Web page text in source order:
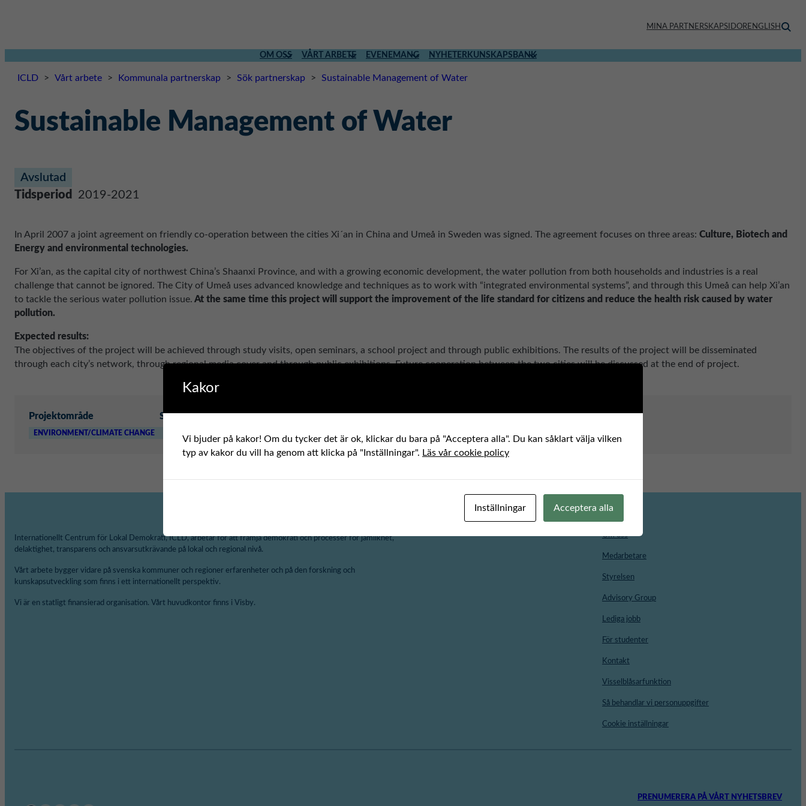
MINA PARTNERSKAPSIDORENGLISH
OM OSS VÅRT ARBETE EVENEMANG NYHETER KUNSKAPSBANK
ICLD > Vårt arbete > Kommunala partnerskap > Sök partnerskap > Sustainable Management of Water
Sustainable Management of Water
Avslutad
Tidsperiod
2019-2021
In April 2007 a joint agreement on friendly co-operation between the cities Xi´an in China and Umeå in Sweden was signed. The agreement focuses on three areas: Culture, Biotech and
Energy and environmental technologies.
For Xi’an, as the capital city of northwest China’s Shaanxi Province, and with a growing economic development, the water pollution from both households and industries is a real
challenge that cannot be ignored. The City of Umeå uses advanced knowledge and techniques as to work with “integrated environmental systems”, and through this Umeå can help Xi’an
to tackle the serious water pollution issue. At the same time this project will support the improvement of the life standard for citizens and reduce the health risk caused by water
pollution.
Expected results:
The objectives of the project will be achieved through study visits, open seminars, a school project and through public exhibitions. The results of the project will be disseminated
through each city’s network, through regional media cover and through public exhibitions. Future cooperation between the two cities will be discussed at the end of project.
Projektområde
ENVIRONMENT/CLIMATE CHANGE
Svensk partner Internationell partner
Internationellt Centrum för Lokal Demokrati, ICLD, arbetar för att främja demokrati och processer för jämlikhet,
delaktighet, transparens och ansvarsutkrävande på lokal och regional nivå.
Vårt arbete bygger vidare på svenska kommuner och regioner erfarenheter och på den forskning och
kunskapsutveckling som finns i ett internationellt perspektiv.
Vi är en statligt finansierad organisation. Vårt huvudkontor finns i Visby.
Om oss
Medarbetare
Styrelsen
Advisory Group
Lediga jobb
För studenter
Kontakt
Visselblåsarfunktion
Så behandlar vi personuppgifter
Cookie inställningar
PRENUMERERA PÅ VÅRT NYHETSBREV
Kakor
Vi bjuder på kakor! Om du tycker det är ok, klickar du bara på "Acceptera alla". Du kan såklart välja vilken
typ av kakor du vill ha genom att klicka på "Inställningar". Läs vår cookie policy
Inställningar Acceptera alla